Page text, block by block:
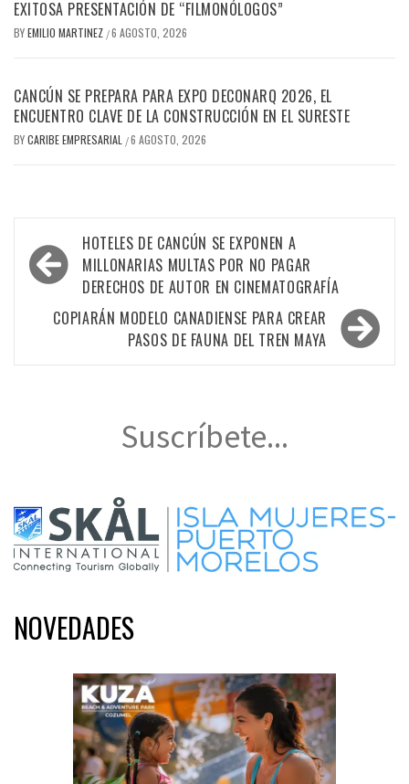
EXITOSA PRESENTACIÓN DE “FILMONÓLOGOS”
BYEMILIO MARTINEZ /6 AGOSTO, 2026
CANCÚN SE PREPARA PARA EXPO DECONARQ 2026, EL
ENCUENTRO CLAVE DE LA CONSTRUCCIÓN EN EL SURESTE
BYCARIBE EMPRESARIAL /6 AGOSTO, 2026
Navegación
de
entradas
HOTELES DE CANCÚN SE EXPONEN A
MILLONARIAS MULTAS POR NO PAGAR
DERECHOS DE AUTOR EN CINEMATOGRAFÍA
COPIARÁN MODELO CANADIENSE PARA CREAR
PASOS DE FAUNA DEL TREN MAYA
Suscríbete...
NOVEDADES